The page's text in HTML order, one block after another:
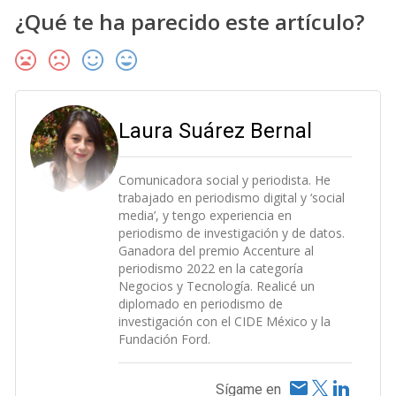
¿Qué te ha parecido este artículo?
Laura Suárez Bernal
Comunicadora social y periodista. He
trabajado en periodismo digital y ‘social
media’, y tengo experiencia en
periodismo de investigación y de datos.
Ganadora del premio Accenture al
periodismo 2022 en la categoría
Negocios y Tecnología. Realicé un
diplomado en periodismo de
investigación con el CIDE México y la
Fundación Ford.
Sígame en